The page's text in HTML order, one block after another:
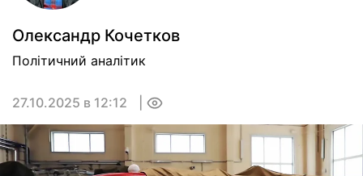
Олександр Кочетков
Політичний аналітик
27.10.2025 в 12:12